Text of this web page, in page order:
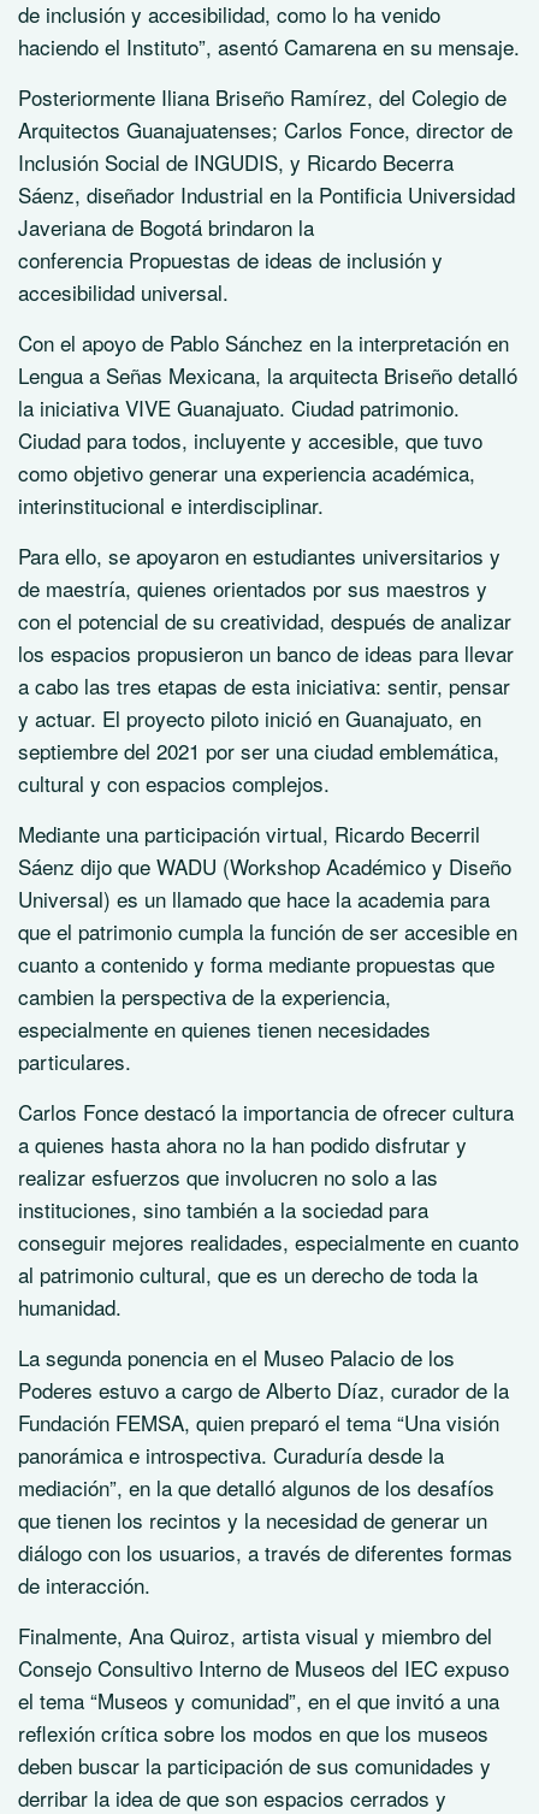
de inclusión y accesibilidad, como lo ha venido
haciendo el Instituto”, asentó Camarena en su mensaje.
Posteriormente Iliana Briseño Ramírez, del Colegio de
Arquitectos Guanajuatenses; Carlos Fonce, director de
Inclusión Social de INGUDIS, y Ricardo Becerra
Sáenz, diseñador Industrial en la Pontificia Universidad
Javeriana de Bogotá brindaron la
conferencia Propuestas de ideas de inclusión y
accesibilidad universal.
Con el apoyo de Pablo Sánchez en la interpretación en
Lengua a Señas Mexicana, la arquitecta Briseño detalló
la iniciativa VIVE Guanajuato. Ciudad patrimonio.
Ciudad para todos, incluyente y accesible, que tuvo
como objetivo generar una experiencia académica,
interinstitucional e interdisciplinar.
Para ello, se apoyaron en estudiantes universitarios y
de maestría, quienes orientados por sus maestros y
con el potencial de su creatividad, después de analizar
los espacios propusieron un banco de ideas para llevar
a cabo las tres etapas de esta iniciativa: sentir, pensar
y actuar. El proyecto piloto inició en Guanajuato, en
septiembre del 2021 por ser una ciudad emblemática,
cultural y con espacios complejos.
Mediante una participación virtual, Ricardo Becerril
Sáenz dijo que WADU (Workshop Académico y Diseño
Universal) es un llamado que hace la academia para
que el patrimonio cumpla la función de ser accesible en
cuanto a contenido y forma mediante propuestas que
cambien la perspectiva de la experiencia,
especialmente en quienes tienen necesidades
particulares.
Carlos Fonce destacó la importancia de ofrecer cultura
a quienes hasta ahora no la han podido disfrutar y
realizar esfuerzos que involucren no solo a las
instituciones, sino también a la sociedad para
conseguir mejores realidades, especialmente en cuanto
al patrimonio cultural, que es un derecho de toda la
humanidad.
La segunda ponencia en el Museo Palacio de los
Poderes estuvo a cargo de Alberto Díaz, curador de la
Fundación FEMSA, quien preparó el tema “Una visión
panorámica e introspectiva. Curaduría desde la
mediación”, en la que detalló algunos de los desafíos
que tienen los recintos y la necesidad de generar un
diálogo con los usuarios, a través de diferentes formas
de interacción.
Finalmente, Ana Quiroz, artista visual y miembro del
Consejo Consultivo Interno de Museos del IEC expuso
el tema “Museos y comunidad”, en el que invitó a una
reflexión crítica sobre los modos en que los museos
deben buscar la participación de sus comunidades y
derribar la idea de que son espacios cerrados y